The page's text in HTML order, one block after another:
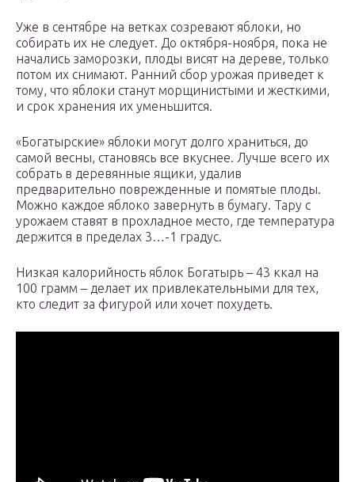
Уже в сентябре на ветках созревают яблоки, но
собирать их не следует. До октября-ноября, пока не
начались заморозки, плоды висят на дереве, только
потом их снимают. Ранний сбор урожая приведет к
тому, что яблоки станут морщинистыми и жесткими,
и срок хранения их уменьшится.
«Богатырские» яблоки могут долго храниться, до
самой весны, становясь все вкуснее. Лучше всего их
собрать в деревянные ящики, удалив
предварительно поврежденные и помятые плоды.
Можно каждое яблоко завернуть в бумагу. Тару с
урожаем ставят в прохладное место, где температура
держится в пределах 3…-1 градус.
Низкая калорийность яблок Богатырь – 43 ккал на
100 грамм – делает их привлекательными для тех,
кто следит за фигурой или хочет похудеть.